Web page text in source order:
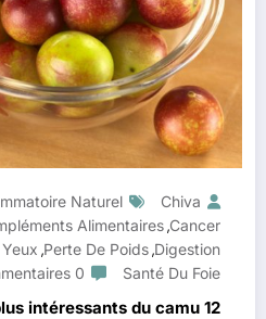
Chiva
Naturel
Cancer
,
Alimentaires
Digestion
,
Perte De Poids
,
Santé Du Foie
0 Commentaires
plus intéressants du camu